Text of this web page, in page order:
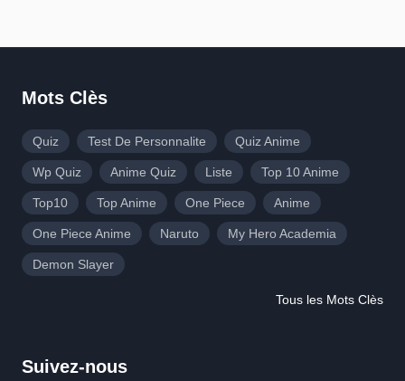
Mots Clès
Quiz Test De Personnalite Quiz Anime
Wp Quiz Anime Quiz Liste Top 10 Anime
Top10 Top Anime One Piece Anime
One Piece Anime Naruto My Hero Academia
Demon Slayer
Tous les Mots Clès
Suivez-nous